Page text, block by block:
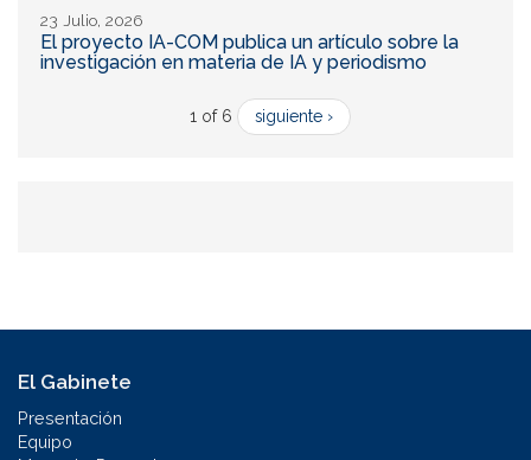
23 Julio, 2026
El proyecto IA-COM publica un artículo sobre la
investigación en materia de IA y periodismo
1 of 6 siguiente ›
El Gabinete
Presentación
Equipo